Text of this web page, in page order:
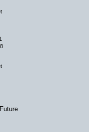
홍보행위를 하지 않
내용 혹은 저작권을
타 회사의 업무에 방
회할 수 있습니다.